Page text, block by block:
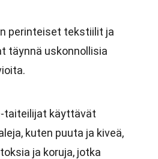
perinteiset tekstiilit ja
täynnä uskonnollisia
taiteilijat käyttävät
kuten puuta ja kiveä,
ja koruja, jotka